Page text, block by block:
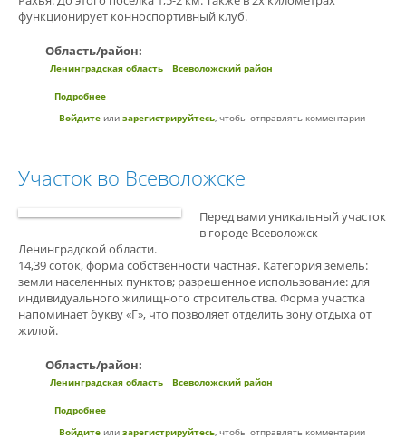
функционирует конноспортивный клуб.
Область/район:
Ленинградская область Всеволожский район
Подробнее
Войдите или зарегистрируйтесь, чтобы отправлять комментарии
Участок во Всеволожске
Перед вами уникальный участок
в городе Всеволожск
Ленинградской области.
14,39 соток, форма собственности частная. Категория земель:
земли населенных пунктов; разрешенное использование: для
индивидуального жилищного строительства. Форма участка
напоминает букву «Г», что позволяет отделить зону отдыха от
жилой.
Область/район:
Ленинградская область Всеволожский район
Подробнее
Войдите или зарегистрируйтесь, чтобы отправлять комментарии